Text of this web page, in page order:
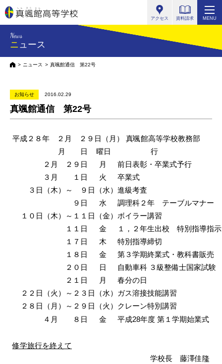
アクセス 資料請求 MENU
News
ニュース
HOMEニュース 真颯館通信 第22号
お知らせ 2016.02.29
真颯館通信 第22号
平成２８年 ２月 ２９日（月） 真颯館高等学校教務部
月 日
曜日
行
２月 ２９日
月
前日表彰・卒業式予行
３月 １日
火
卒業式
３日（木）～ ９日（水） 進級考査
９日
水
調理科２年 テーブルマナー
１０日（木）～１１日（金） ボイラー講習
１１日
金
１，２年生出校 特別指導指
１７日
木
特別指導締切
１８日
金
第３学期終業式・教科書販売
２０日
日
自動車科 ３級整備士国家試験
２１日
月
春分の日
２２日（火）～２３日（水）
ガス溶接技能講習
２８日（月）～２９日（火） クレーン特別講習
４月 ８日
金 平成28年度 第１学期始業式
修学旅行を終えて
学校長 藤澤佳隆